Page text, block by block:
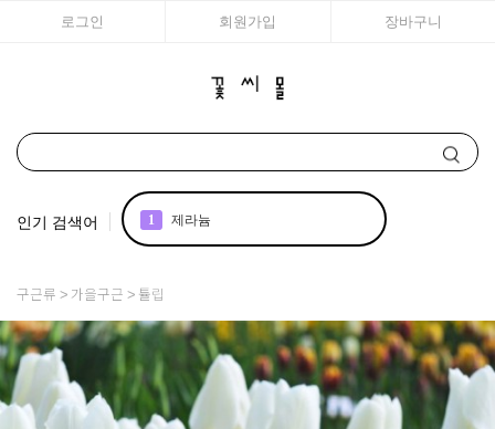
로그인 회원가입 장바구니
인기 검색어 2 국화
4 조날
5 리갈
구근류 가을구근 튤립